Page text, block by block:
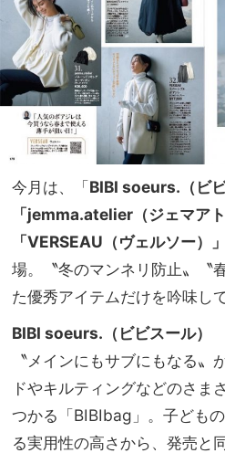
今月は、「BIBI soeurs.（ビ
「jemma.atelier （ジェマア
「VERSEAU （ヴェルソー）」
場。〝冬のマンネリ防止〟〝
た優秀アイテムだけを吟味し
BIBI soeurs.（ビビスール）
〝メインにもサブにもなる〟
ドやキルティングなどのさま
つかる「BIBIbag」。子ども
る実用性の高さから、発売と